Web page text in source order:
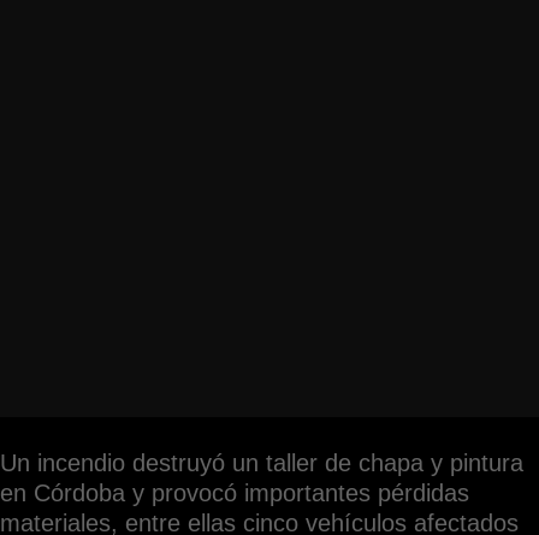
Un incendio destruyó un taller de chapa y pintura
en Córdoba y provocó importantes pérdidas
materiales, entre ellas cinco vehículos afectados